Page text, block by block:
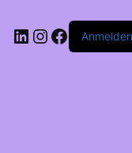
LinkedIn
Instagram
Anmelden